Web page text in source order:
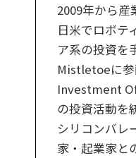
2009年から産
日米でロボテ
ア系の投資を
Mistletoeに
Investment
の投資活動を
シリコンバレ
家・起業家と